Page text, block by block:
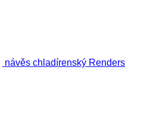
návěs chladírenský Renders